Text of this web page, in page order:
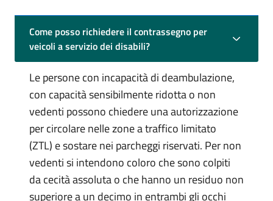
Come posso richiedere il contrassegno per
veicoli a servizio dei disabili?
Le persone con incapacità di deambulazione,
con capacità sensibilmente ridotta o non
vedenti possono chiedere una autorizzazione
per circolare nelle zone a traffico limitato
(ZTL) e sostare nei parcheggi riservati. Per non
vedenti si intendono coloro che sono colpiti
da cecità assoluta o che hanno un residuo non
superiore a un decimo in entrambi gli occhi